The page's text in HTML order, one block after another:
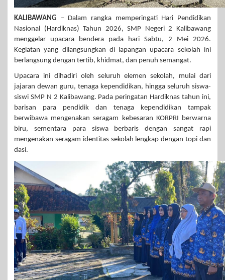
KALIBAWANG – Dalam rangka memperingati Hari Pendidikan
Nasional (Hardiknas) Tahun 2026, SMP Negeri 2 Kalibawang
menggelar upacara bendera pada hari Sabtu, 2 Mei 2026.
Kegiatan yang dilangsungkan di lapangan upacara sekolah ini
berlangsung dengan tertib, khidmat, dan penuh semangat.
Upacara ini dihadiri oleh seluruh elemen sekolah, mulai dari
jajaran dewan guru, tenaga kependidikan, hingga seluruh siswa-
siswi SMP N 2 Kalibawang. Pada peringatan Hardiknas tahun ini,
barisan para pendidik dan tenaga kependidikan tampak
berwibawa mengenakan seragam kebesaran KORPRI berwarna
biru, sementara para siswa berbaris dengan sangat rapi
mengenakan seragam identitas sekolah lengkap dengan topi dan
dasi.